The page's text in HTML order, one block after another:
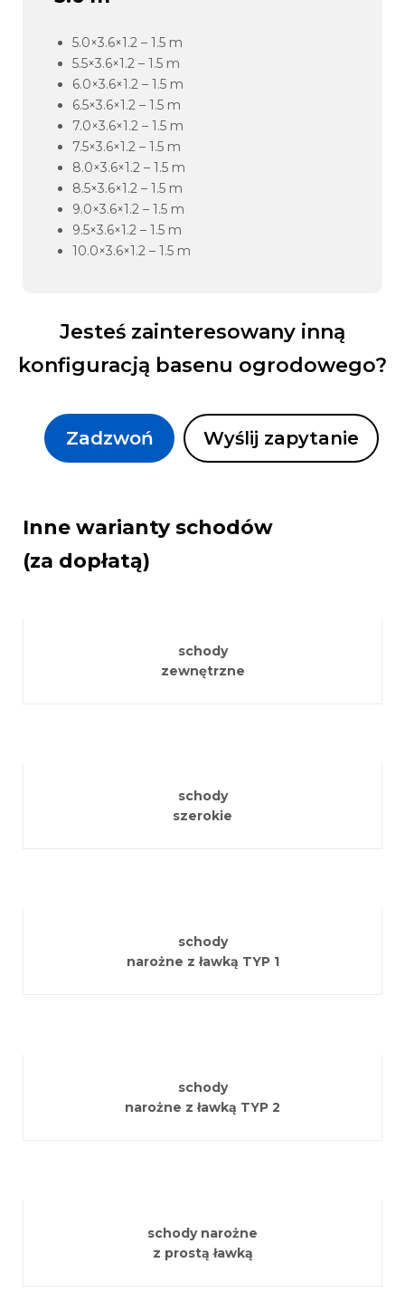
5.0×3.6×1.2 – 1.5 m
5.5×3.6×1.2 – 1.5 m
6.0×3.6×1.2 – 1.5 m
6.5×3.6×1.2 – 1.5 m
7.0×3.6×1.2 – 1.5 m
7.5×3.6×1.2 – 1.5 m
8.0×3.6×1.2 – 1.5 m
8.5×3.6×1.2 – 1.5 m
9.0×3.6×1.2 – 1.5 m
9.5×3.6×1.2 – 1.5 m
10.0×3.6×1.2 – 1.5 m
Jesteś zainteresowany inną
konfiguracją basenu ogrodowego?
Zadzwoń Wyślij zapytanie
Inne warianty schodów
(za dopłatą)
schody
zewnętrzne
schody
szerokie
schody
narożne z ławką TYP 1
schody
narożne z ławką TYP 2
schody narożne
z prostą ławką